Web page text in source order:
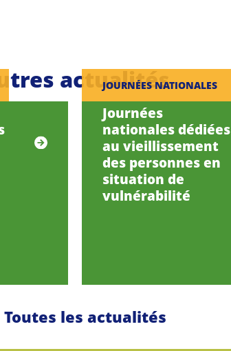
actualités
JOURNÉES NATIONALES
Journées
nationales dédiées
au vieillissement
des personnes en
situation de
vulnérabilité
Toutes les actualités